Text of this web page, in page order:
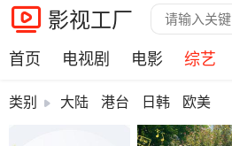
影视工厂
首页 电视剧 电影 综艺
类别 大陆 港台 日韩 欧美